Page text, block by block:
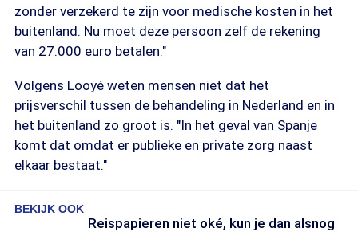
zonder verzekerd te zijn voor medische kosten in het
buitenland. Nu moet deze persoon zelf de rekening
van 27.000 euro betalen."
Volgens Looyé weten mensen niet dat het
prijsverschil tussen de behandeling in Nederland en in
het buitenland zo groot is. "In het geval van Spanje
komt dat omdat er publieke en private zorg naast
elkaar bestaat."
BEKIJK OOK
Reispapieren niet oké, kun je dan alsnog